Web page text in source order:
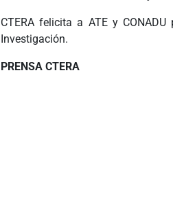
CTERA felicita a ATE y
Investigación.
PRENSA CTERA